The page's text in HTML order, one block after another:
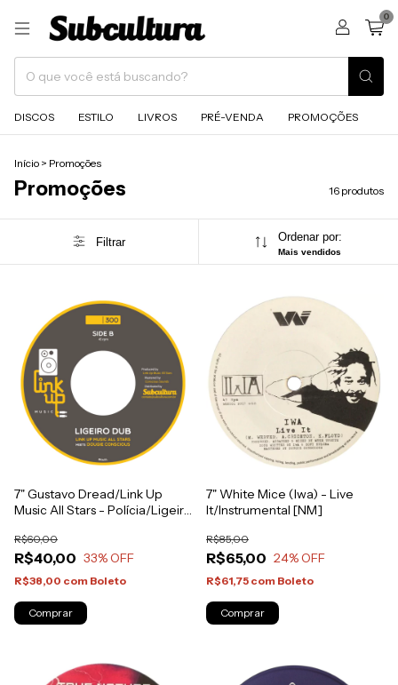
0
DISCOS ESTILO LIVROS PRÉ-VENDA PROMOÇÕES
Início > Promoções
Promoções 16 produtos
Filtrar Ordenar por:
Mais vendidos
7" Gustavo Dread/Link Up
Music All Stars - Polícia/Ligeiro
R$40,00
R$60,00
33% OFF
R$38,00 com Boleto
7" White Mice (Iwa) - Live
It/Instrumental [NM]
R$65,00
R$85,00
24% OFF
R$61,75 com Boleto